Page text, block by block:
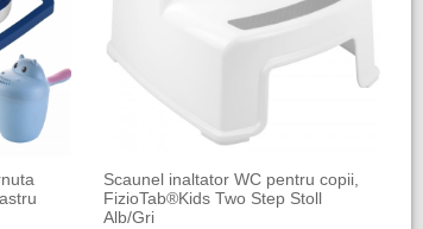
Scaunel inaltator WC pentru copii,
FizioTab®Kids Two Step Stoll
Alb/Gri